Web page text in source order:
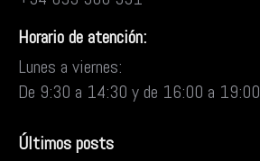
Horario de atención:
Lunes a viernes:
De 9:30 a 14:30 y de 16:00 a 19:00
Últimos posts